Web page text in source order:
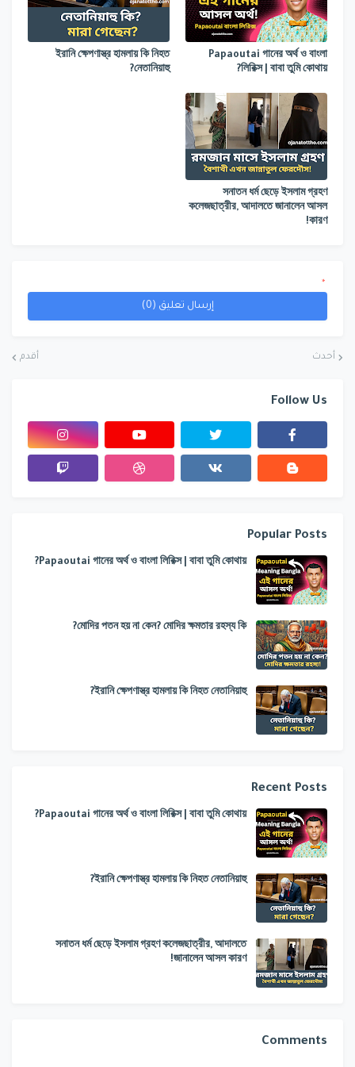
Papaoutai গানের অর্থ ও বাংলা
লিরিক্স | বাবা তুমি কোথায়?
ইরানি ক্ষেপণাস্ত্র হামলায় কি নিহত
নেতানিয়াহু?
সনাতন ধর্ম ছেড়ে ইসলাম গ্রহণ
কলেজছাত্রীর, আদালতে জানালেন আসল
কারণ!
*
إرسال تعليق (0)
أحدث أقدم
Follow Us
Popular Posts
Papaoutai গানের অর্থ ও বাংলা লিরিক্স | বাবা তুমি কোথায়?
মোদির পতন হয় না কেন? মোদির ক্ষমতার রহস্য কি?
ইরানি ক্ষেপণাস্ত্র হামলায় কি নিহত নেতানিয়াহু?
Recent Posts
Papaoutai গানের অর্থ ও বাংলা লিরিক্স | বাবা তুমি কোথায়?
ইরানি ক্ষেপণাস্ত্র হামলায় কি নিহত নেতানিয়াহু?
সনাতন ধর্ম ছেড়ে ইসলাম গ্রহণ কলেজছাত্রীর, আদালতে
জানালেন আসল কারণ!
Comments